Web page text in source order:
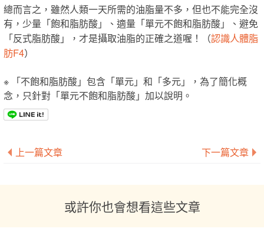
總而言之，雖然人類一天所需的油脂量不多，但也不能完全沒
有，少量「飽和脂肪酸」、適量「單元不飽和脂肪酸」、避免
「反式脂肪酸」，才是攝取油脂的正確之道喔！（認識人體脂
肪F4）
※ 「不飽和脂肪酸」包含「單元」和「多元」，為了簡化概
念，只針對「單元不飽和脂肪酸」加以說明。
上一篇文章 下一篇文章
或許你也會想看這些文章